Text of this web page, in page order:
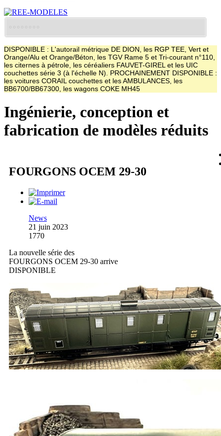
DISPONIBLE : L'autorail métrique DE DION, les RGP TEE, Vert et
Orange/Alu et Orange/Béton, les TGV Rame 5 et Tri-courant n°110,
les citernes à pétrole, les céréaliers FAUVET-GIREL et les UIC
couchettes série 3 (à l'échelle N). PROCHAINEMENT DISPONIBLE :
les voitures CORAIL couchettes et les AMBULANCES, les
BB6700/BB67300, les wagons COKE MH45
Ingénierie, conception et
fabrication de modèles réduits
FOURGONS OCEM 29-30
News
21 juin 2023
1770
La nouvelle série des
FOURGONS OCEM 29-30 arrive
DISPONIBLE